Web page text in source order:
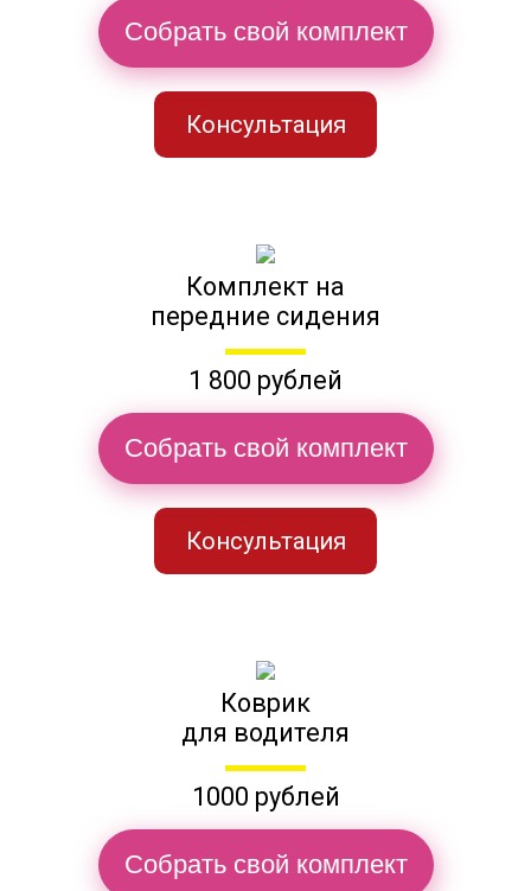
Собрать свой комплект
Консультация
Комплект на
передние сидения
1 800 рублей
Собрать свой комплект
Консультация
Коврик
для водителя
1000 рублей
Собрать свой комплект